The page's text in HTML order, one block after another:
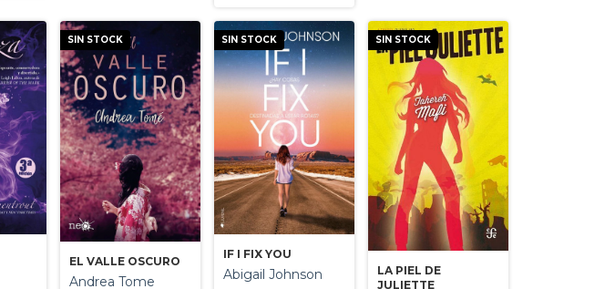
SIN STOCK
EL VALLE OSCURO
Andrea Tome
SIN STOCK
IF I FIX YOU
Abigail Johnson
SIN STOCK
LA PIEL DE
JULIETTE